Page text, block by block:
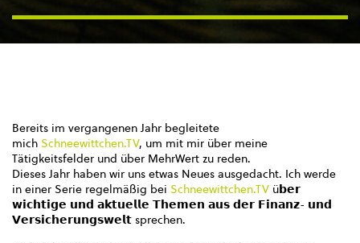
Bereits im vergangenen Jahr begleitete
mich Schneewittchen.TV, um mit mir über meine
Tätigkeitsfelder und über MehrWert zu reden.
Dieses Jahr haben wir uns etwas Neues ausgedacht. Ich werde
in einer Serie regelmäßig bei Schneewittchen.TV ü𝗯𝗲𝗿
𝘄𝗶𝗰𝗵𝘁𝗶𝗴𝗲 𝘂𝗻𝗱 𝗮𝗸𝘁𝘂𝗲𝗹𝗹𝗲 𝗧𝗵𝗲𝗺𝗲𝗻 𝗮𝘂𝘀 𝗱𝗲𝗿 𝗙𝗶𝗻𝗮𝗻𝘇- 𝘂𝗻𝗱
𝗩𝗲𝗿𝘀𝗶𝗰𝗵𝗲𝗿𝘂𝗻𝗴𝘀𝘄𝗲𝗹𝘁 sprechen.